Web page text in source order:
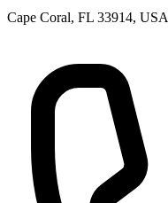
Cape Coral, FL 33914, USA